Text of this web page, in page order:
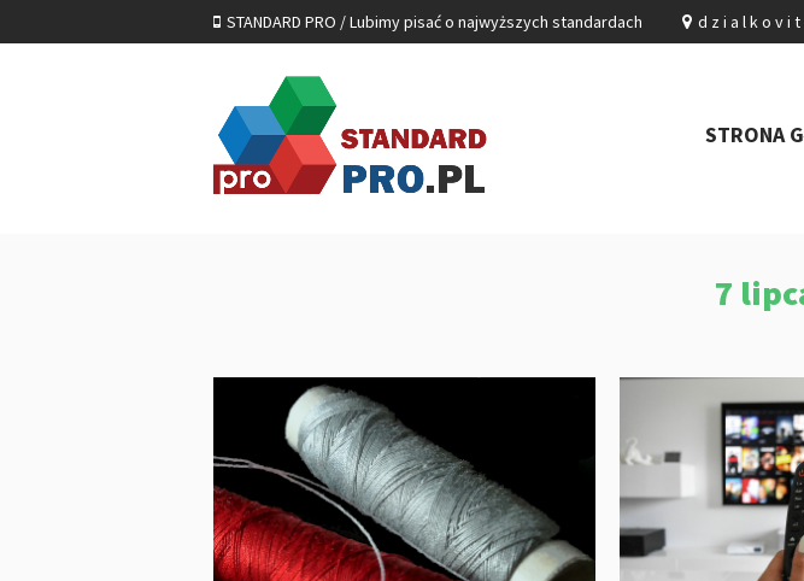
STANDARD PRO / Lubimy pisać o najwyższych standardach d z i a l k o v i
STRONA
7